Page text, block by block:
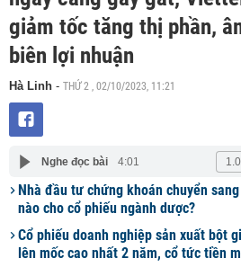
giảm tốc tăng thị phần,
biên lợi nhuận
Hà Linh - THỨ 2 , 02/10/2023, 11:21
Nghe đọc bài 4:01
Nhà đầu tư chứng khoán chuyển
nào cho cổ phiếu ngành dược?
Cổ phiếu doanh nghiệp sản xuất bột
lên mốc cao nhất 2 năm, cổ tức tiền